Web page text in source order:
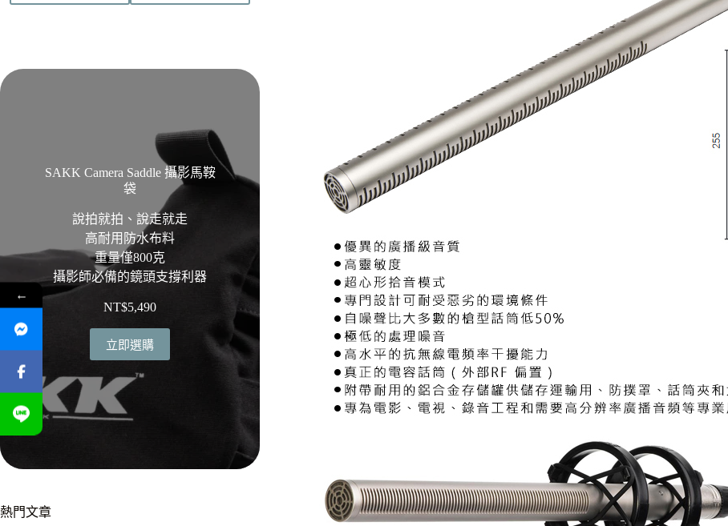
SAKK Camera Saddle 攝影馬鞍
袋
說拍就拍、說走就走
高耐用防水布料
重量僅800克
攝影師必備的鏡頭支撐利器
NT$5,490
立即選購
熱門文章
←